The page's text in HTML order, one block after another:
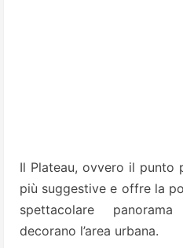
Il Plateau, ovvero il punto
più suggestive e offre la
spettacolare
decorano l’area urbana.